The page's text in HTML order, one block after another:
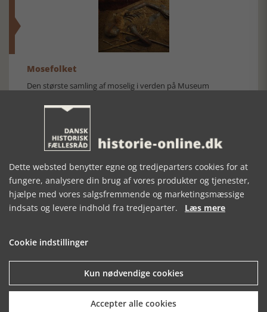
Mosefolket
Den største samling af moselig i verden på Museum
Historisk festival i Faaborg
FOBURGH Faaborg Internationale Historie Festival 2026 30.
Dette websted benytter egne og tredjeparters cookies for at
fungere, analysere din brug af vores produkter og tjenester,
hjælpe med vores salgsfremmende og marketingsmæssige
indsats og levere indhold fra tredjeparter. Læs mere
Cookie indstillinger
Kun nødvendige cookies
Accepter alle cookies